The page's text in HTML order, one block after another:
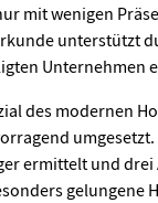
mit wenigen
unterstützt
Unternehmen
des modernen
umgesetzt.
ermittelt und
gelungene